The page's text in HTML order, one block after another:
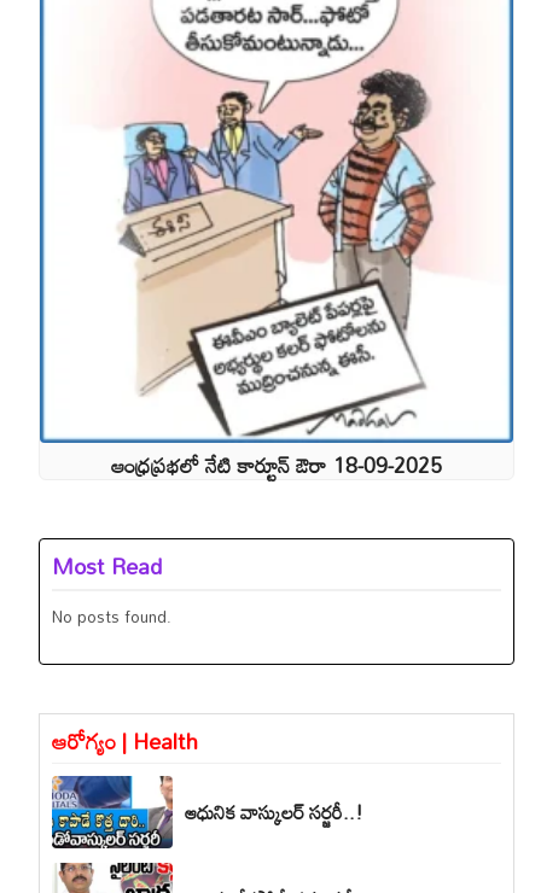
ఆంధ్రప్రభలో నేటి కార్టూన్ ఔరా 18-09-2025
Most Read
No posts found.
ఆరోగ్యం | Health
ఆధునిక వాస్కులర్ సర్జరీ..!